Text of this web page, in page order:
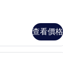
查看價格
| 書桌、隔音、免費